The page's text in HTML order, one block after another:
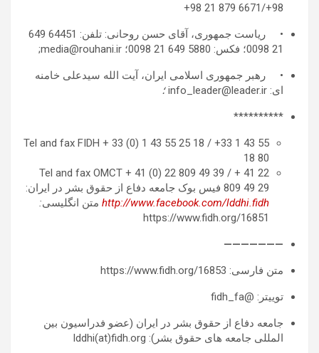
98+/6671 879 21 98+
• ریاست جمهوری، آقای حسن روحانی: تلفن: 64451 649
21 0098؛ فکس: 5880 649 21 0098؛ media@rouhani.ir;
• رهبر جمهوری اسلامی ایران، آیت الله سیدعلی خامنه
ای: info_leader@leader.ir
؛
**********
Tel and fax FIDH + 33 (0) 1 43 55 25 18 / +33 1 43 55
18 80
Tel and fax OMCT + 41 (0) 22 809 49 39 / + 41 22
809 49 29 فیس بوک جامعه دفاع از حقوق بشر در ایران:
http://www.facebook.com/lddhi.fidh متن انگلیسی:
https://www.fidh.org/16851
———————
متن فارسی: https://www.fidh.org/16853
توییتر: @fidh_fa
جامعه دفاع از حقوق بشر در ایران (عضو فدراسیون بین
المللی جامعه های حقوق بشر): lddhi(at)fidh.org